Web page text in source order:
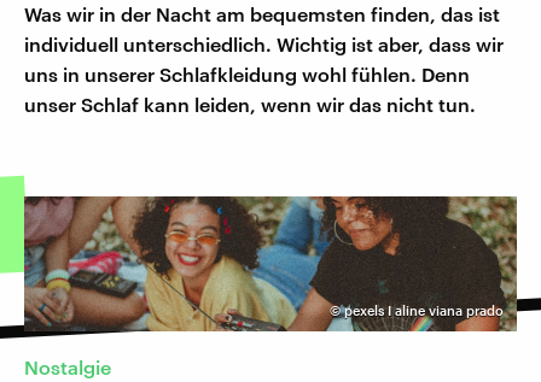
Was wir in der Nacht am bequemsten finden, das ist
individuell unterschiedlich. Wichtig ist aber, dass wir
uns in unserer Schlafkleidung wohl fühlen. Denn
unser Schlaf kann leiden, wenn wir das nicht tun.
©pexels I aline viana prado
Nostalgie